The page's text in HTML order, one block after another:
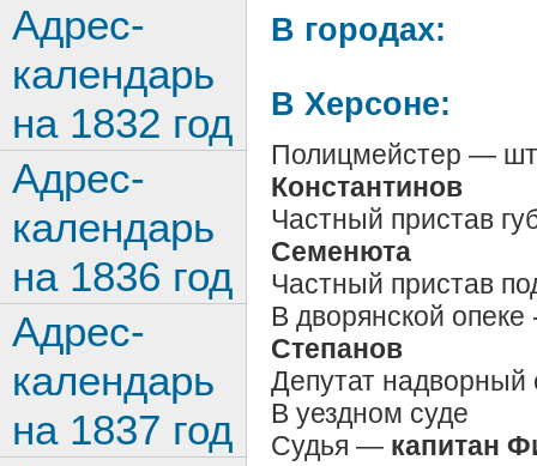
В городах:
В Херсоне:
Полицмейстер —
Константинов
Частный пристав
Семенюта
Частный пристав
В дворянской
Степанов
Депутат надворный
В уездном суде
Судья — капитан
Адрес-
календарь
на 1832 год
Адрес-
календарь
на 1836 год
Адрес-
календарь
на 1837 год